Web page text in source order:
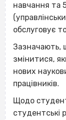
навчання та
обслуговує
Зазначають,
змінитися,
нових
працівників.
Щодо
студентські